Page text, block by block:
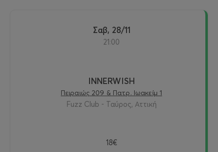
Σαβ, 28/11
21:00
INNERWISH
Πειραιώς 209 & Πατρ. Ιωακείμ 1
Fuzz Club - Ταύρος, Αττική
18€